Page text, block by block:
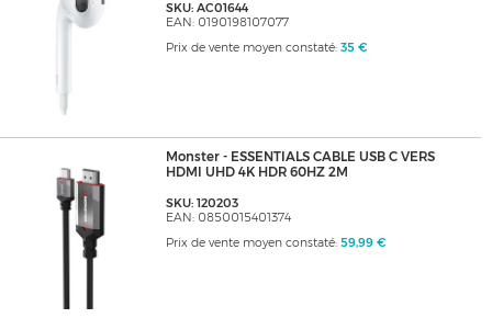
SKU: AC01644
EAN: 0190198107077
Prix de vente moyen constaté: 35 €
Monster - ESSENTIALS CABLE USB C VERS
HDMI UHD 4K HDR 60HZ 2M
SKU: 120203
EAN: 0850015401374
Prix de vente moyen constaté: 59,99 €